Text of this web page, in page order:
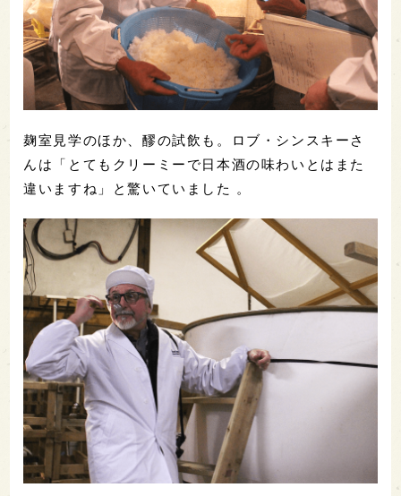
麹室見学のほか、醪の試飲も。ロブ・シンスキーさ
んは「とてもクリーミーで日本酒の味わいとはまた
違いますね」と驚いていました 。